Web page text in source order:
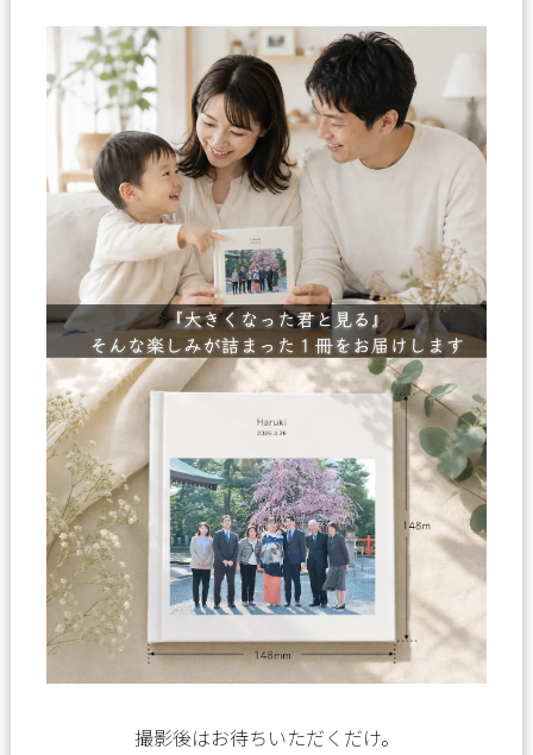
撮影後はお待ちいただくだけ。